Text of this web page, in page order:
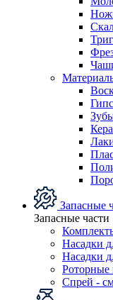
Запасные
Запасные части
Насадки
Насадки
Роторные
Спрей -